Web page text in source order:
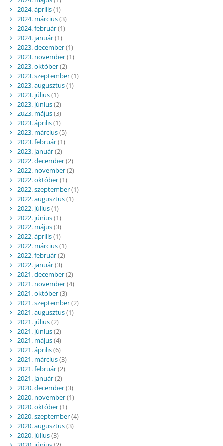
2024. április(1)
2024. március(3)
2024. február(1)
2024. január(1)
2023. december(1)
2023. november(1)
2023. október(2)
2023. szeptember(1)
2023. augusztus(1)
2023. július(1)
2023. június(2)
2023. május(3)
2023. április(1)
2023. március(5)
2023. február(1)
2023. január(2)
2022. december(2)
2022. november(2)
2022. október(1)
2022. szeptember(1)
2022. augusztus(1)
2022. július(1)
2022. június(1)
2022. május(3)
2022. április(1)
2022. március(1)
2022. február(2)
2022. január(3)
2021. december(2)
2021. november(4)
2021. október(3)
2021. szeptember(2)
2021. augusztus(1)
2021. július(2)
2021. június(2)
2021. május(4)
2021. április(6)
2021. március(3)
2021. február(2)
2021. január(2)
2020. december(3)
2020. november(1)
2020. október(1)
2020. szeptember(4)
2020. augusztus(3)
2020. július(3)